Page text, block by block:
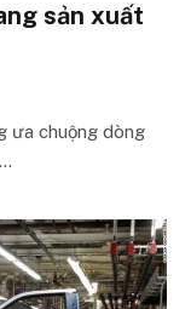
sản xuất
ưa chuộng dòng